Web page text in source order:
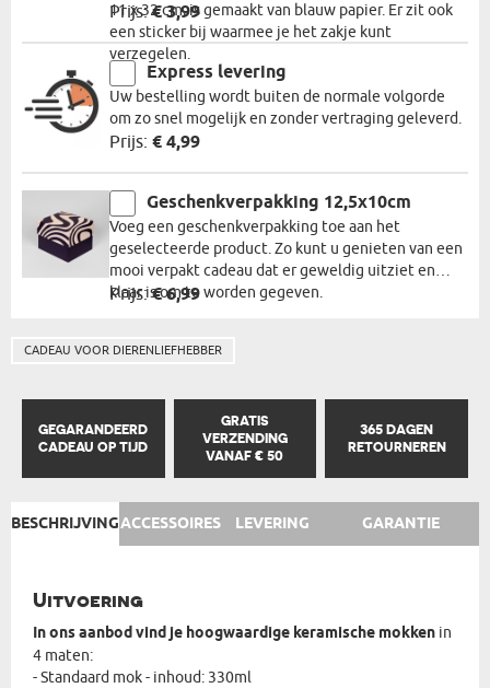
11 x 32 cm, is gemaakt van blauw papier. Er zit ook
een sticker bij waarmee je het zakje kunt
verzegelen.
Prijs:€ 3,99
Express levering
Uw bestelling wordt buiten de normale volgorde
om zo snel mogelijk en zonder vertraging geleverd.
Prijs: € 4,99
Geschenkverpakking 12,5x10cm
Voeg een geschenkverpakking toe aan het
geselecteerde product. Zo kunt u genieten van een
mooi verpakt cadeau dat er geweldig uitziet en
klaar is om te worden gegeven.
Prijs:€ 6,99
CADEAU VOOR DIERENLIEFHEBBER
GEGARANDEERD
CADEAU OP TIJD
GRATIS
VERZENDING
VANAF € 50
365 DAGEN
RETOURNEREN
BESCHRIJVINGACCESSOIRES LEVERING GARANTIE
Uitvoering
In ons aanbod vind je hoogwaardige keramische mokken in
4 maten:
- Standaard mok - inhoud: 330ml